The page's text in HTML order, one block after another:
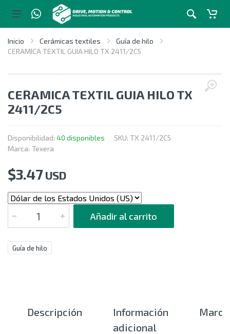
Inicio Cerámicas textiles
Guía de hilo
CERAMICA TEXTIL GUIA HILO TX 2411/2C5
CERAMICA TEXTIL GUIA HILO TX
2411/2C5
Disponibilidad: 40 disponibles SKU: TX 2411/2C5
Marca: Texera
$3.47USD
CANTIDAD
Añadir al carrito
Guía de hilo
Descripción
Información
adicional
Marca